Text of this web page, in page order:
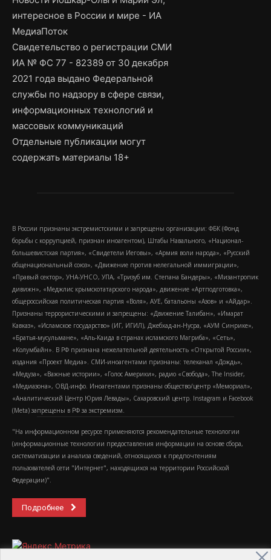
интересное в России и мире - ИА
МедиаПоток
Свидетельство о регистрации СМИ
ИА № ФС 77 - 82389 от 30 декабря
2021 года выдано Федеральной
службы по надзору в сфере связи,
информационных технологий и
массовых коммуникаций
Отдельные публикации могут
содержать материалы 18+
В России признаны экстремистскими и запрещены организации: ФБК (Фонд
борьбы с коррупцией, признан иноагентом), Штабы Навального, «Национал-
большевистская партия», «Свидетели Иеговы», «Армия воли народа», «Русский
общенациональный союз», «Движение против нелегальной иммиграции»,
«Правый сектор», УНА-УНСО, УПА, «Тризуб им. Степана Бандеры», «Мизантропик
дивижн», «Меджлис крымскотатарского народа», движение «Артподготовка»,
общероссийская политическая партия «Воля», АУЕ, батальоны «Азов» и «Айдар».
Признаны террористическими и запрещены: «Движение Талибан», «Имарат
Кавказ», «Исламское государство» (ИГ, ИГИЛ), Джебхад-ан-Нусра, «АУМ Синрике»,
«Братья-мусульмане», «Аль-Каида в странах исламского Магриба», «Сеть»,
«Колумбайн». В РФ признана нежелательной деятельность «Открытой России»,
издания «Проект Медиа». СМИ-иноагентами признаны: телеканал «Дождь»,
«Медуза», «Важные истории», «Голос Америки», радио «Свобода», The Insider,
«Медиазона», ОВД-инфо. Иноагентами признаны общество/центр «Мемориал»,
«Аналитический Центр Юрия Левады», Сахаровский центр. Instagram и Facebook
(Metа) запрещены в РФ за экстремизм.
"На информационном ресурсе применяются рекомендательные технологии
(информационные технологии предоставления информации на основе сбора,
систематизации и анализа сведений, относящихся к предпочтениям
пользователей сети "Интернет", находящихся на территории Российской
Федерации)".
Подробнее